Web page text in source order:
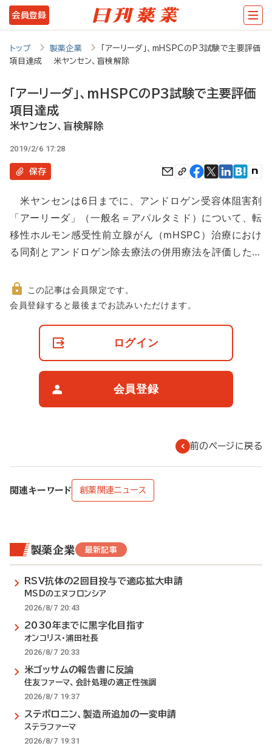
メ
イ
テ
ツ
に
会員登録
トップ 製薬企業
「アーリーダ」、mHSPCのP3試験で主要評価
項目達成 米ヤンセン、盲検解除
「アーリーダ」、mHSPCのP3試験で主要評価
項目達成
米ヤンセン、盲検解除
2019/2/6 17:28
保存
米ヤンセンは6日までに、アンドロゲン受容体阻害剤
「アーリーダ」（一般名＝アパルタミド）について、転
移性ホルモン感受性前立腺がん（mHSPC）治療におけ
る同剤とアンドロゲン除去療法の併用療法を評価した…
非
この記事は会員限定です。
会員登録すると最後までお読みいただけます。
ログイン
会員登録
前のページに戻る
関連キーワード 創薬関連ニュース
製薬企業 最新記事
RSV抗体の2回目投与で適応拡大申請
MSDのエヌフロンシア
2026/8/7 20:43
2030年までに黒字化目指す
オンコリス・浦田社長
2026/8/7 20:33
米ゴッサムの報告書に反論
住友ファーマ、会計処理の適正性強調
2026/8/7 19:37
ステボロニン、製造所追加の一変申請
ステラファーマ
2026/8/7 19:31